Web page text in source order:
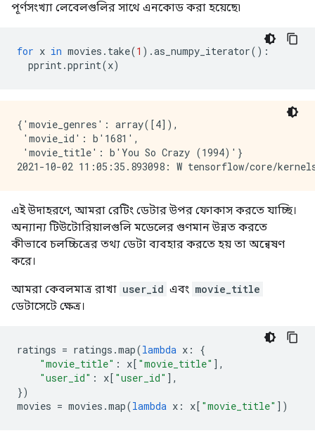
পূর্ণসংখ্যা লেবেলগুলির সাথে এনকোড করা হয়েছে৷
for x in movies . take(1 ).as_numpy_iterator():
pprint.pprint(x)
{'movie_genres': array([4]),
'movie_id': b'1681',
'movie_title': b'You So Crazy (1994)'}
এই উদাহরণে, আমরা রেটিং ডেটার উপর ফোকাস করতে যাচ্ছি।
অন্যান্য টিউটোরিয়ালগুলি মডেলের গুণমান উন্নত করতে
কীভাবে চলচ্চিত্রের তথ্য ডেটা ব্যবহার করতে হয় তা অন্বেষণ
করে।
আমরা কেবলমাত্র রাখা user_id এবং movie_title
ডেটাসেটে ক্ষেত্র।
ratings = ratings .map(lambda x :
{
"movie_title" : x[ "movie_title" ],
"user_id" : x[ "user_id" ],
})
movies = movies .map(lambda x : x[ "movie_title" ])